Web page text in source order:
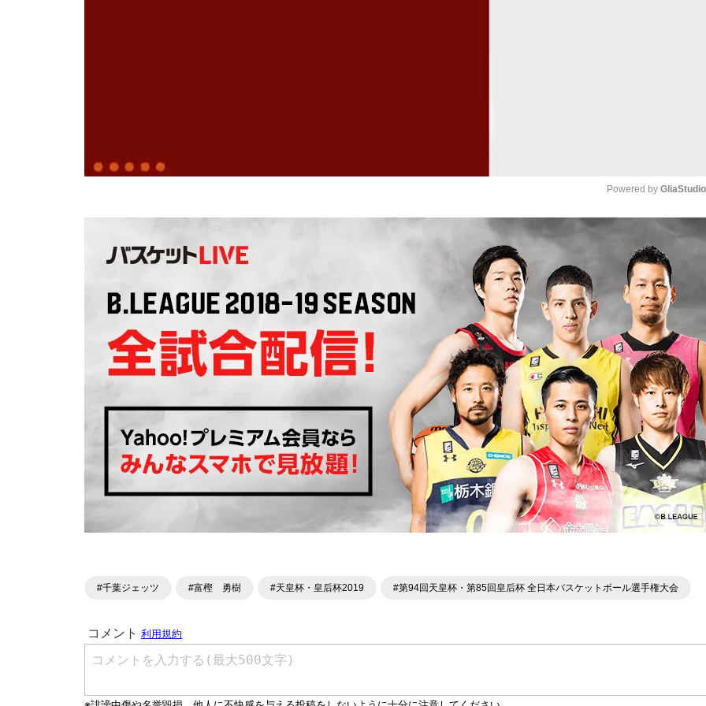
Powered by
#千葉ジェッツ #富樫 勇樹 #天皇杯・皇后杯2019 #第94回天皇杯・第85回皇后杯 全日本バスケットボール選手権大会